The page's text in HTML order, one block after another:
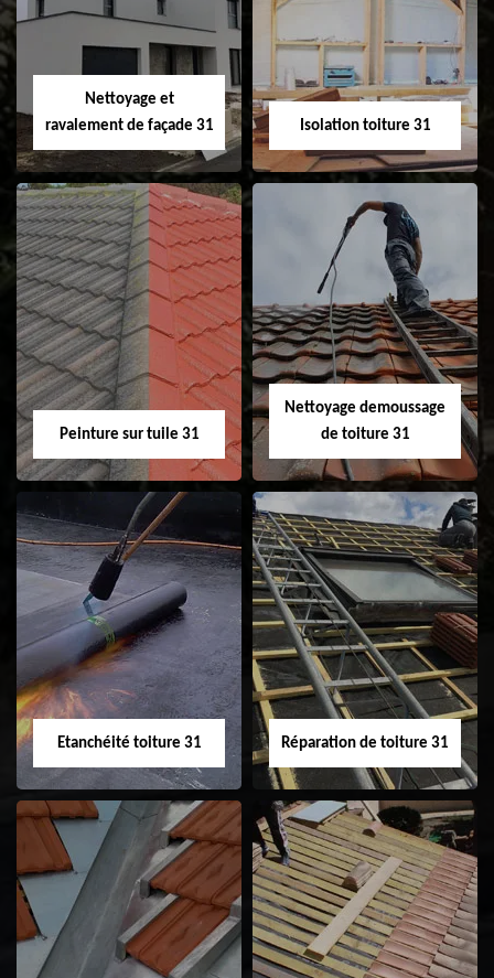
changement de
fenêtre de toit et
Velux 31
Nettoyage et
ravalement de façade 31
Nettoyage et
ravalement de
façade 31
Isolation toiture 31
Isolation toiture 31
Peinture sur tuile 31
Peinture sur tuile
31
Nettoyage demoussage
de toiture 31
Nettoyage
demoussage de
toiture 31
Etanchéité toiture 31
Etanchéité toiture
31
Réparation de toiture 31
Réparation de
toiture 31